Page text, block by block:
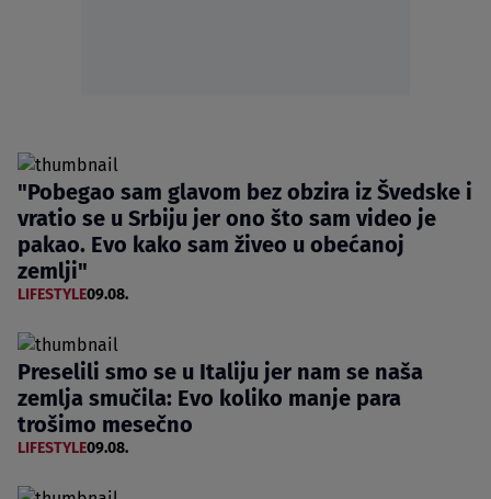
"Pobegao sam glavom bez obzira iz Švedske i
vratio se u Srbiju jer ono što sam video je
pakao. Evo kako sam živeo u obećanoj
zemlji"
LIFESTYLE09.08.
Preselili smo se u Italiju jer nam se naša
zemlja smučila: Evo koliko manje para
trošimo mesečno
LIFESTYLE09.08.